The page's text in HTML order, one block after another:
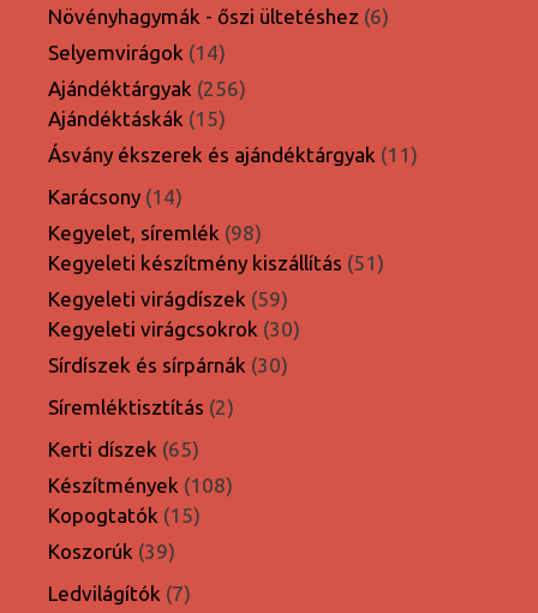
termék
Növényhagymák - őszi ültetéshez 66
Selyemvirágok 1414
termék
Ajándéktárgyak 256256
Ajándéktáskák 1515
termék
Ásvány ékszerek és ajándéktárgyak 1111
Karácsony 1414
termék
Kegyelet, síremlék 9898
termék
Kegyeleti készítmény kiszállítás 5151
Kegyeleti virágdíszek 5959
termék
Kegyeleti virágcsokrok 3030
Sírdíszek és sírpárnák 3030
Síremléktisztítás 22
Kerti díszek 6565
termék
Készítmények 108108
Kopogtatók 1515
Koszorúk 3939
termék
Ledvilágítók 77